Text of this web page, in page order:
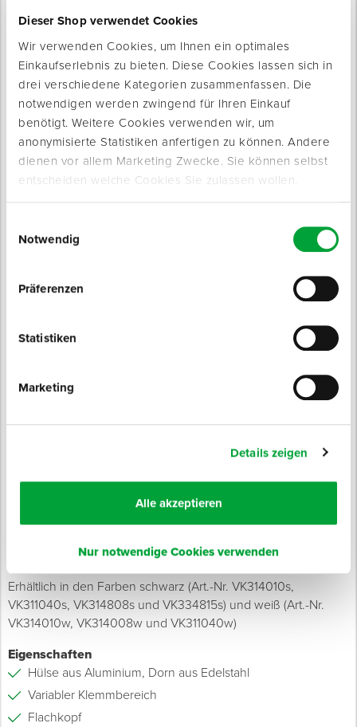
Dieser Shop verwendet Cookies
Wir verwenden Cookies, um Ihnen ein optimales
Einkaufserlebnis zu bieten. Diese Cookies lassen sich in
drei verschiedene Kategorien zusammenfassen. Die
notwendigen werden zwingend für Ihren Einkauf
benötigt. Weitere Cookies verwenden wir, um
anonymisierte Statistiken anfertigen zu können. Andere
dienen vor allem Marketing Zwecke. Sie können selbst
entscheiden welche Cookies Sie zulassen wollen.
Notwendig
Präferenzen
Statistiken
Marketing
Details zeigen
Alle akzeptieren
Nur notwendige Cookies verwenden
Produkte werden geladen ...
Produktbeschreibung
Geeignet zur dauerhaften und festen Verbindung zweiteiliger
Materialien wie Blech- oder Kunststoffteile. Durch den
variablen Klemmbereich können mit der
Mehrbereichsblindniete mehrere Einsatzbereiche /
Erhältlich in den Farben schwarz (Art.-Nr. VK314010s,
VK311040s, VK314808s und VK334815s) und weiß (Art.-Nr.
VK314010w, VK314008w und VK311040w)
Eigenschaften
Hülse aus Aluminium, Dorn aus Edelstahl
Variabler Klemmbereich
Flachkopf